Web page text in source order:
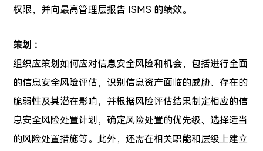
权限，并向最高管理层报告 ISMS 的绩效。
策划 ：
组织应策划如何应对信息安全风险和机会，包括进行全面
的信息安全风险评估，识别信息资产面临的威胁、存在的
脆弱性及其潜在影响，并根据风险评估结果制定相应的信
息安全风险处置计划，确定风险处置的优先级、选择适当
的风险处置措施等。此外，还需在相关职能和层级上建立